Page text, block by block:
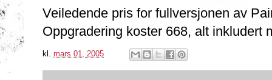
Veiledende pris for fullversjonen av
Oppgradering koster 668, alt inkludert
kl. mars 01, 2005